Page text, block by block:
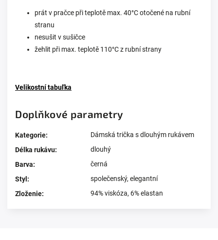
prát v pračce při teplotě max. 40°C otočené na rubní
stranu
nesušit v sušičce
žehlit při max. teplotě 110°C z rubní strany
Velikostní tabuľka
Doplňkové parametry
Kategorie:
Dámská trička s dlouhým rukávem
Délka rukávu:
dlouhý
Barva:
černá
Styl : společenský, elegantní
Zloženie: 94% viskóza, 6% elastan